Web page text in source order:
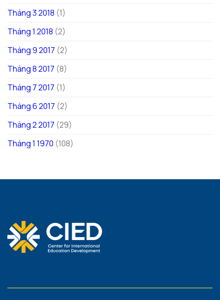
Tháng 3 2018 (1)
Tháng 1 2018 (2)
Tháng 9 2017 (2)
Tháng 8 2017 (8)
Tháng 7 2017 (1)
Tháng 6 2017 (2)
Tháng 2 2017 (29)
Tháng 1 1970 (108)